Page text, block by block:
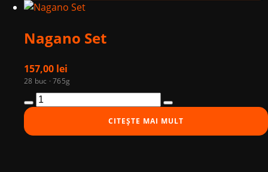
Nagano Set
157,00 lei
28 buc · 765g
Cantitate
Nagano
Set
CITEȘTE MAI MULT